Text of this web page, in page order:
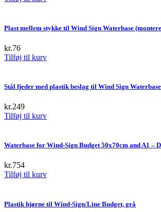
Plast mellem stykke til Wind Sign Waterbase
kr.76
Tilføj til kurv
Stål fjeder med plastik beslag til Wind Sign
kr.249
Tilføj til kurv
Waterbase for Wind-Sign Budget 50x70cm and A1 –
kr.754
Tilføj til kurv
Plastik hjørne til Wind-Sign/Line Budget, grå